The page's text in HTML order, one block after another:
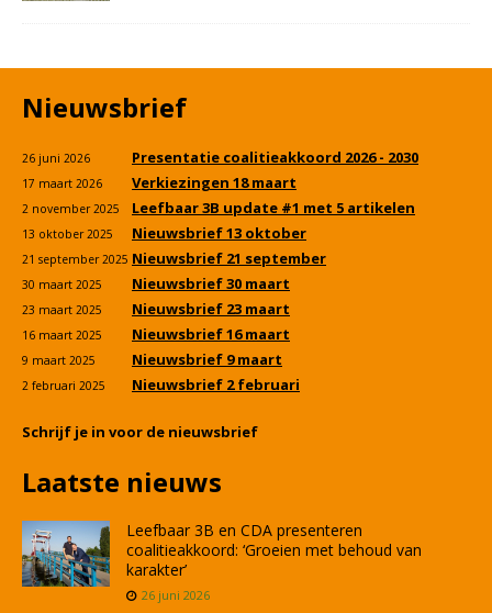
Nieuwsbrief
26 juni 2026 Presentatie coalitieakkoord 2026 - 2030
17 maart 2026 Verkiezingen 18 maart
2 november 2025 Leefbaar 3B update #1 met 5 artikelen
13 oktober 2025 Nieuwsbrief 13 oktober
21 september 2025 Nieuwsbrief 21 september
30 maart 2025 Nieuwsbrief 30 maart
23 maart 2025 Nieuwsbrief 23 maart
16 maart 2025 Nieuwsbrief 16 maart
9 maart 2025 Nieuwsbrief 9 maart
2 februari 2025 Nieuwsbrief 2 februari
Schrijf je in voor de nieuwsbrief
Laatste nieuws
Leefbaar 3B en CDA presenteren
coalitieakkoord: ‘Groeien met behoud van
karakter’
26 juni 2026